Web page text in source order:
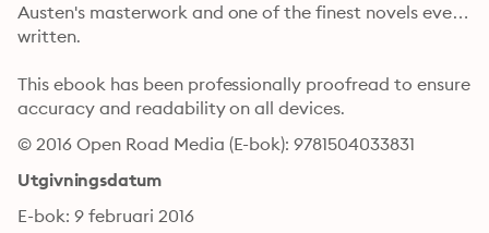
Austen's masterwork and one of the finest novels ever
written.
This ebook has been professionally proofread to ensure
accuracy and readability on all devices.
© 2016 Open Road Media (E-bok): 9781504033831
Utgivningsdatum
E-bok: 9 februari 2016